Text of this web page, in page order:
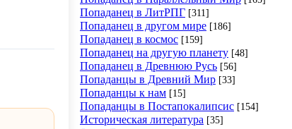
Попаданец в ЛитРПГ [311]
Попаданец в другом мире [186]
Попаданец в космос [159]
Попаданец на другую планету [48]
Попаданец в Древнюю Русь [56]
Попаданцы в Древний Мир [33]
Попаданцы к нам [15]
Попаданцы в Постапокалипсис [154]
Историческая литература [35]